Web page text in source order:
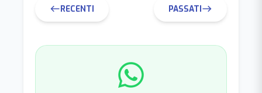
westRECENTI PASSATIeast